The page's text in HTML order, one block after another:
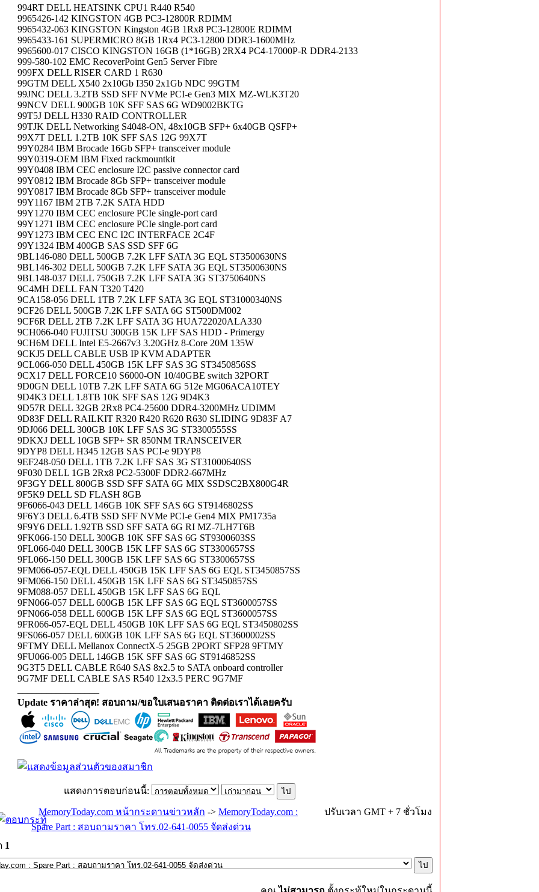
994RT DELL HEATSINK CPU1 R440 R540
9965426-142 KINGSTON 4GB PC3-12800R RDIMM
9965432-063 KINGSTON Kingston 4GB 1Rx8 PC3-12800E RDIMM
9965433-161 SUPERMICRO 8GB 1Rx4 PC3-12800 DDR3-1600MHz
9965600-017 CISCO KINGSTON 16GB (1*16GB) 2RX4 PC4-17000P-R DDR4-2133
999-580-102 EMC RecoverPoint Gen5 Server Fibre
999FX DELL RISER CARD 1 R630
99GTM DELL X540 2x10Gb I350 2x1Gb NDC 99GTM
99JNC DELL 3.2TB SSD SFF NVMe PCI-e Gen3 MIX MZ-WLK3T20
99NCV DELL 900GB 10K SFF SAS 6G WD9002BKTG
99T5J DELL H330 RAID CONTROLLER
99TJK DELL Networking S4048-ON, 48x10GB SFP+ 6x40GB QSFP+
99X7T DELL 1.2TB 10K SFF SAS 12G 99X7T
99Y0284 IBM Brocade 16Gb SFP+ transceiver module
99Y0319-OEM IBM Fixed rackmountkit
99Y0408 IBM CEC enclosure I2C passive connector card
99Y0812 IBM Brocade 8Gb SFP+ transceiver module
99Y0817 IBM Brocade 8Gb SFP+ transceiver module
99Y1167 IBM 2TB 7.2K SATA HDD
99Y1270 IBM CEC enclosure PCIe single-port card
99Y1271 IBM CEC enclosure PCIe single-port card
99Y1273 IBM CEC ENC I2C INTERFACE 2C4F
99Y1324 IBM 400GB SAS SSD SFF 6G
9BL146-080 DELL 500GB 7.2K LFF SATA 3G EQL ST3500630NS
9BL146-302 DELL 500GB 7.2K LFF SATA 3G EQL ST3500630NS
9BL148-037 DELL 750GB 7.2K LFF SATA 3G ST3750640NS
9C4MH DELL FAN T320 T420
9CA158-056 DELL 1TB 7.2K LFF SATA 3G EQL ST31000340NS
9CF26 DELL 500GB 7.2K LFF SATA 6G ST500DM002
9CF6R DELL 2TB 7.2K LFF SATA 3G HUA722020ALA330
9CH066-040 FUJITSU 300GB 15K LFF SAS HDD - Primergy
9CH6M DELL Intel E5-2667v3 3.20GHz 8-Core 20M 135W
9CKJ5 DELL CABLE USB IP KVM ADAPTER
9CL066-050 DELL 450GB 15K LFF SAS 3G ST3450856SS
9CX17 DELL FORCE10 S6000-ON 10/40GBE switch 32PORT
9D0GN DELL 10TB 7.2K LFF SATA 6G 512e MG06ACA10TEY
9D4K3 DELL 1.8TB 10K SFF SAS 12G 9D4K3
9D57R DELL 32GB 2Rx8 PC4-25600 DDR4-3200MHz UDIMM
9D83F DELL RAILKIT R320 R420 R620 R630 SLIDING 9D83F A7
9DJ066 DELL 300GB 10K LFF SAS 3G ST3300555SS
9DKXJ DELL 10GB SFP+ SR 850NM TRANSCEIVER
9DYP8 DELL H345 12GB SAS PCI-e 9DYP8
9EF248-050 DELL 1TB 7.2K LFF SAS 3G ST31000640SS
9F030 DELL 1GB 2Rx8 PC2-5300F DDR2-667MHz
9F3GY DELL 800GB SSD SFF SATA 6G MIX SSDSC2BX800G4R
9F5K9 DELL SD FLASH 8GB
9F6066-043 DELL 146GB 10K SFF SAS 6G ST9146802SS
9F6Y3 DELL 6.4TB SSD SFF NVMe PCI-e Gen4 MIX PM1735a
9F9Y6 DELL 1.92TB SSD SFF SATA 6G RI MZ-7LH7T6B
9FK066-150 DELL 300GB 10K SFF SAS 6G ST9300603SS
9FL066-040 DELL 300GB 15K LFF SAS 6G ST3300657SS
9FL066-150 DELL 300GB 15K LFF SAS 6G ST3300657SS
9FM066-057-EQL DELL 450GB 15K LFF SAS 6G EQL ST3450857SS
9FM066-150 DELL 450GB 15K LFF SAS 6G ST3450857SS
9FM088-057 DELL 450GB 15K LFF SAS 6G EQL
9FN066-057 DELL 600GB 15K LFF SAS 6G EQL ST3600057SS
9FN066-058 DELL 600GB 15K LFF SAS 6G EQL ST3600057SS
9FR066-057-EQL DELL 450GB 10K LFF SAS 6G EQL ST3450802SS
9FS066-057 DELL 600GB 10K LFF SAS 6G EQL ST3600002SS
9FTMY DELL Mellanox ConnectX-5 25GB 2PORT SFP28 9FTMY
9FU066-005 DELL 146GB 15K SFF SAS 6G ST9146852SS
9G3T5 DELL CABLE R640 SAS 8x2.5 to SATA onboard controller
9G7MF DELL CABLE SAS R540 12x3.5 PERC 9G7MF
Update ราคาล่าสุด! สอบถาม/ขอใบเสนอราคา ติดต่อเราได้เลยครับ
แสดงการตอบก่อนนี้:
MemoryToday.com หน้ากระดานข่าวหลัก -> MemoryToday.com :
Spare Part : สอบถามราคา โทร.02-641-0055 จัดส่งด่วน
ปรับเวลา GMT + 7 ชั่วโมง
1